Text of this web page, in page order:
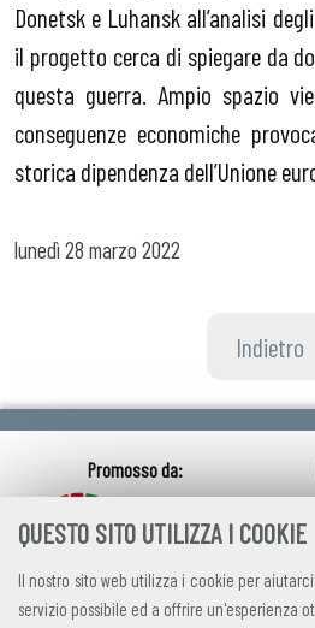
QUESTO SITO UTILIZZA I COOKIE
Il nostro sito web utilizza i cookie per
servizio possibile ed a offrire un'esperienza
Donetsk e Luhansk all’analisi
il progetto cerca di spiegare da
questa guerra. Ampio spazio
conseguenze economiche
storica dipendenza dell’Unione
lunedì 28 marzo 2022
Indietro